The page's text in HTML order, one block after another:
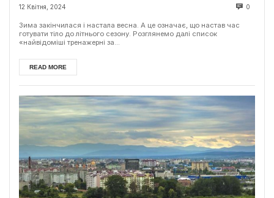
12 Квітня, 2024 0
Зима закінчилася і настала весна. А це означає, що настав час
готувати тіло до літнього сезону. Розглянемо далі список
«найвідоміші тренажерні за...
READ MORE